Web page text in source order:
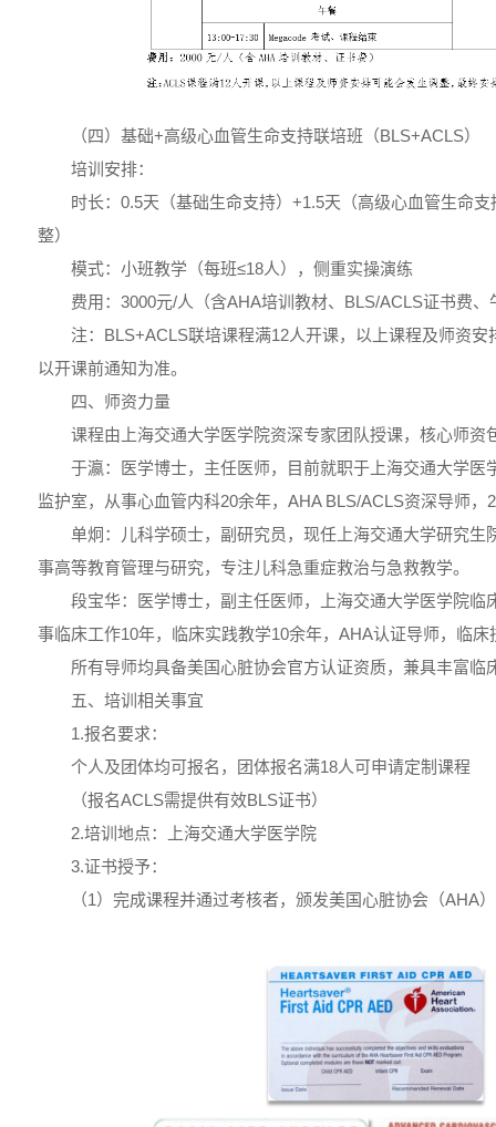
（四）基础+高级心血管生命支持联培班（BLS+ACLS）
培训安排：
时长：0.5天（基础生命支持）+1.5天（高级心血管生命
整）
模式：小班教学（每班≤18人），侧重实操演练
费用：3000元/人（含AHA培训教材、BLS/ACLS证书费、
注：BLS+ACLS联培课程满12人开课，以上课程及师资
以开课前通知为准。
四、师资力量
课程由上海交通大学医学院资深专家团队授课，核心师资
于瀛：医学博士，主任医师，目前就职于上海交通大学医
监护室，从事心血管内科20余年，AHA BLS/ACLS资深导师，
单炯：儿科学硕士，副研究员，现任上海交通大学研究生
事高等教育管理与研究，专注儿科急重症救治与急救教学。
段宝华：医学博士，副主任医师，上海交通大学医学院临
事临床工作10年，临床实践教学10余年，AHA认证导师，临床
所有导师均具备美国心脏协会官方认证资质，兼具丰富临
五、培训相关事宜
1.报名要求：
个人及团体均可报名，团体报名满18人可申请定制课程
（报名ACLS需提供有效BLS证书）
2.培训地点：上海交通大学医学院
3.证书授予：
（1）完成课程并通过考核者，颁发美国心脏协会（AHA